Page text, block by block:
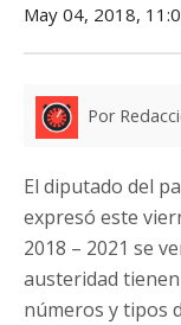
May 04, 2018,
Por
El diputado del
expresó este
2018 – 2021 se
austeridad
números y tipos